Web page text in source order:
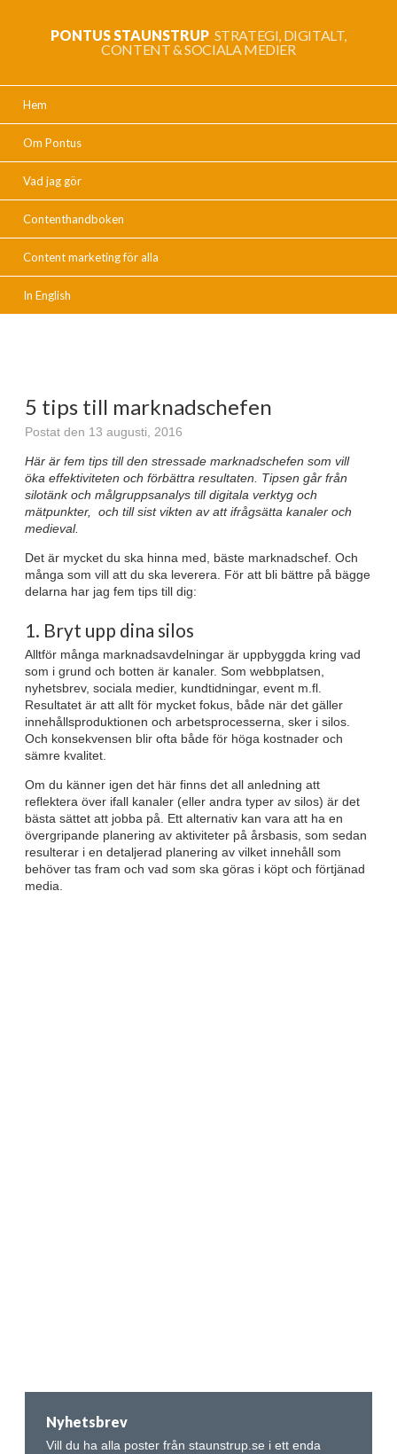
PONTUS STAUNSTRUP STRATEGI, DIGITALT,
CONTENT & SOCIALA MEDIER
Hem
Om Pontus
Vad jag gör
Contenthandboken
Content marketing för alla
In English
5 tips till marknadschefen
Postat den 13 augusti, 2016
Här är fem tips till den stressade marknadschefen som vill
öka effektiviteten och förbättra resultaten. Tipsen går från
silotänk och målgruppsanalys till digitala verktyg och
mätpunkter, och till sist vikten av att ifrågsätta kanaler och
medieval.
Det är mycket du ska hinna med, bäste marknadschef. Och
många som vill att du ska leverera. För att bli bättre på bägge
delarna har jag fem tips till dig:
1. Bryt upp dina silos
Alltför många marknadsavdelningar är uppbyggda kring vad
som i grund och botten är kanaler. Som webbplatsen,
nyhetsbrev, sociala medier, kundtidningar, event m.fl.
Resultatet är att allt för mycket fokus, både när det gäller
innehållsproduktionen och arbetsprocesserna, sker i silos.
Och konsekvensen blir ofta både för höga kostnader och
sämre kvalitet.
Om du känner igen det här finns det all anledning att
reflektera över ifall kanaler (eller andra typer av silos) är det
bästa sättet att jobba på. Ett alternativ kan vara att ha en
övergripande planering av aktiviteter på årsbasis, som sedan
resulterar i en detaljerad planering av vilket innehåll som
behöver tas fram och vad som ska göras i köpt och förtjänad
media.
Nyhetsbrev
Vill du ha alla poster från staunstrup.se i ett enda